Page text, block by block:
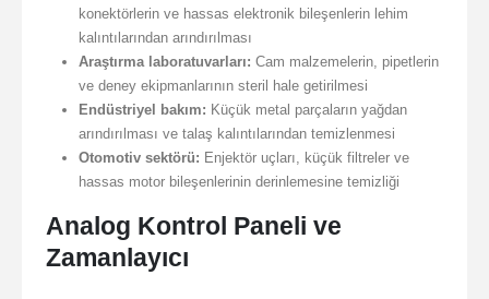
konektörlerin ve hassas elektronik bileşenlerin lehim
kalıntılarından arındırılması
Araştırma laboratuvarları: Cam malzemelerin, pipetlerin
ve deney ekipmanlarının steril hale getirilmesi
Endüstriyel bakım: Küçük metal parçaların yağdan
arındırılması ve talaş kalıntılarından temizlenmesi
Otomotiv sektörü: Enjektör uçları, küçük filtreler ve
hassas motor bileşenlerinin derinlemesine temizliği
Analog Kontrol Paneli ve
Zamanlayıcı